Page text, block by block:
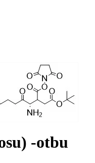
-otbu